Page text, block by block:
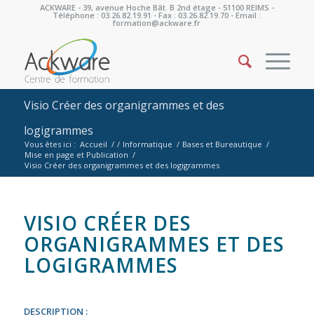
ACKWARE - 39, avenue Hoche Bât. B 2nd étage - 51100 REIMS -
Téléphone : 03.26.82.19.91 - Fax : 03.26.82.19.70 - Email :
formation@ackware.fr
Visio Créer des organigrammes et des
logigrammes
Vous êtes ici : Accueil / / Informatique / Bases et Bureautique /
Mise en page et Publication /
Visio Créer des organigrammes et des logigrammes
VISIO CRÉER DES
ORGANIGRAMMES ET DES
LOGIGRAMMES
DESCRIPTION :